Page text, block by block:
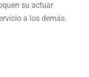
su actuar
a los demás.